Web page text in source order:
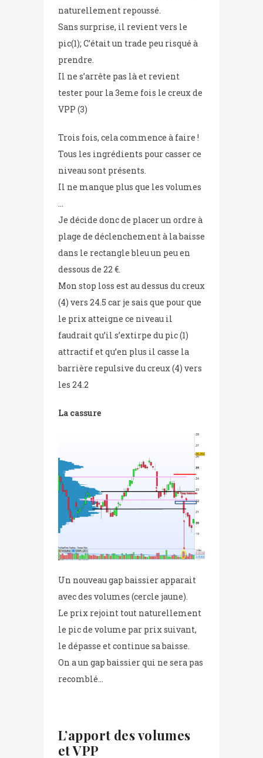
naturellement repoussé.
Sans surprise, il revient vers le
pic(1); C’était un trade peu risqué à
prendre.
Il ne s’arrête pas là et revient
tester pour la 3eme fois le creux de
VPP (3)
Trois fois, cela commence à faire !
Tous les ingrédients pour casser ce
niveau sont présents.
Il ne manque plus que les volumes
…
Je décide donc de placer un ordre à
plage de déclenchement à la baisse
dans le rectangle bleu un peu en
dessous de 22 €.
Mon stop loss est au dessus du creux
(4) vers 24.5 car je sais que pour que
le prix atteigne ce niveau il
faudrait qu’il s’extirpe du pic (1)
attractif et qu’en plus il casse la
barrière repulsive du creux (4) vers
les 24.2
La cassure
Un nouveau gap baissier apparait
avec des volumes (cercle jaune).
Le prix rejoint tout naturellement
le pic de volume par prix suivant,
le dépasse et continue sa baisse.
On a un gap baissier qui ne sera pas
recomblé…
L’apport des volumes
et VPP